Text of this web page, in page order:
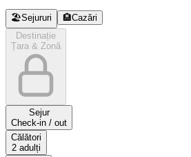
🏖️Sejururi 🏨Cazări
Destinație
Țara & Zonă
Sejur
Check-in / out
Călători
2 adulți